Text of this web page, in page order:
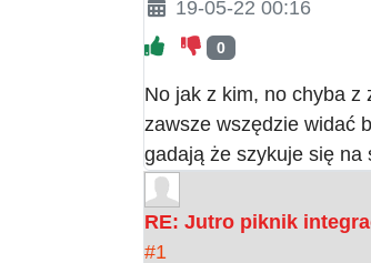
19-05-22 00:16
0
No jak z kim, no chyba z
zawsze wszędzie widać
gadają że szykuje się na
RE: Jutro piknik
#1